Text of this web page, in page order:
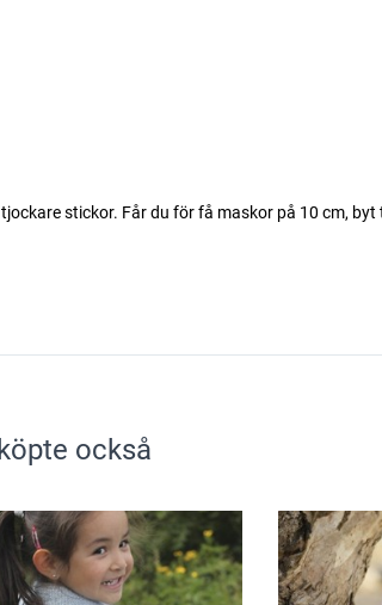
stickor. Får du för få maskor på 10 cm, byt
också